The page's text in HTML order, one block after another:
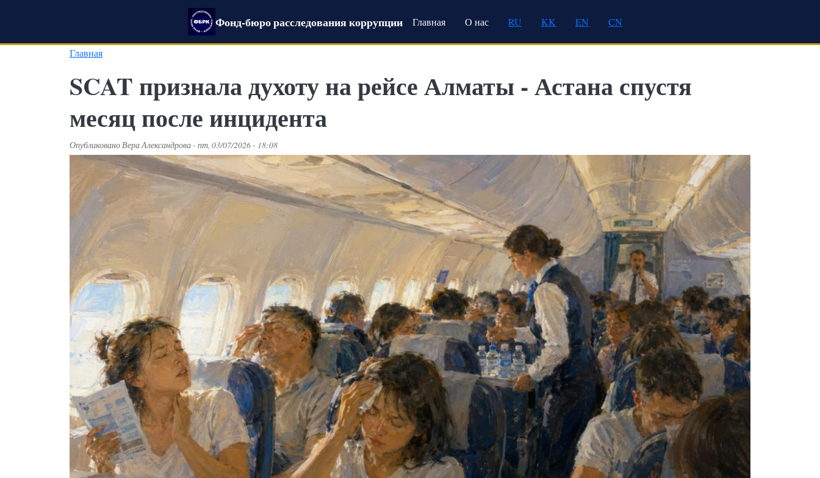
Фонд-бюро расследования коррупцииMain navigation
Главная О нас RU KK EN CN
Главная
SCAT признала духоту на рейсе Алматы - Астана спустя
месяц после инцидента
ОпубликованоВера Александрова- пт, 03/07/2026 - 18:08